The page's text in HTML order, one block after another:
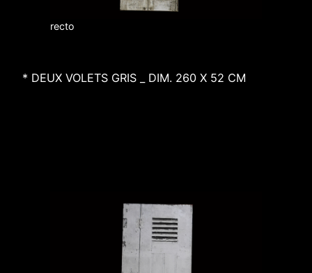
recto
* DEUX VOLETS GRIS _ DIM. 260 X 52 CM